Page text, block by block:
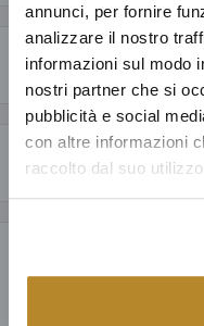
annunci, per fornire
analizzare il nostro
informazioni sul modo
nostri partner che si
pubblicità e social
con altre informazioni
raccolto dal suo
Descrizione
Congelatore orizzontale con
per una particolare idoneità
possono essere installate
Perché acquistare
Puoi fidarti: dedichiamo ad